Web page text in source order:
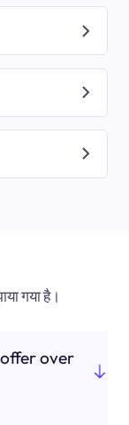
गया है।
over